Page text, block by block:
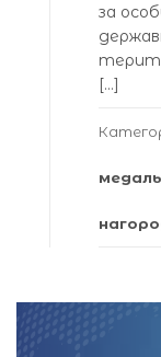
за
[…]
медаль